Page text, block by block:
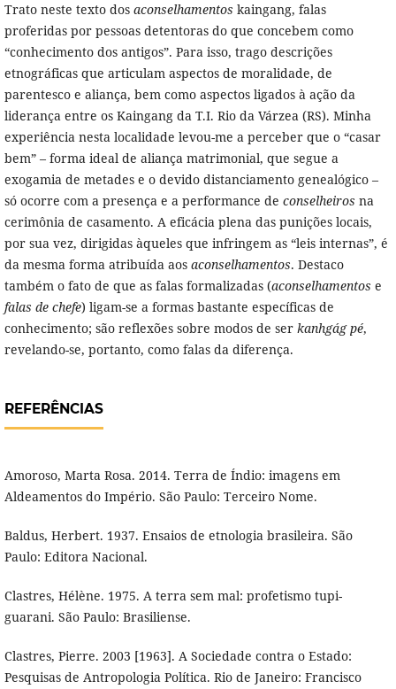
Trato neste texto dos aconselhamentos kaingang, falas
proferidas por pessoas detentoras do que concebem como
“conhecimento dos antigos”. Para isso, trago descrições
etnográficas que articulam aspectos de moralidade, de
parentesco e aliança, bem como aspectos ligados à ação da
liderança entre os Kaingang da T.I. Rio da Várzea (RS). Minha
experiência nesta localidade levou-me a perceber que o “casar
bem” – forma ideal de aliança matrimonial, que segue a
exogamia de metades e o devido distanciamento genealógico –
só ocorre com a presença e a performance de conselheiros na
cerimônia de casamento. A eficácia plena das punições locais,
por sua vez, dirigidas àqueles que infringem as “leis internas”, é
da mesma forma atribuída aos aconselhamentos. Destaco
também o fato de que as falas formalizadas (aconselhamentos e
falas de chefe) ligam-se a formas bastante específicas de
conhecimento; são reflexões sobre modos de ser kanhgág pé,
revelando-se, portanto, como falas da diferença.
REFERÊNCIAS
Amoroso, Marta Rosa. 2014. Terra de Índio: imagens em
Aldeamentos do Império. São Paulo: Terceiro Nome.
Baldus, Herbert. 1937. Ensaios de etnologia brasileira. São
Paulo: Editora Nacional.
Clastres, Hélène. 1975. A terra sem mal: profetismo tupi-
guarani. São Paulo: Brasiliense.
Clastres, Pierre. 2003 [1963]. A Sociedade contra o Estado:
Pesquisas de Antropologia Política. Rio de Janeiro: Francisco